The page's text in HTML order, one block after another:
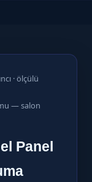
· ölçülü
— salon
Panel